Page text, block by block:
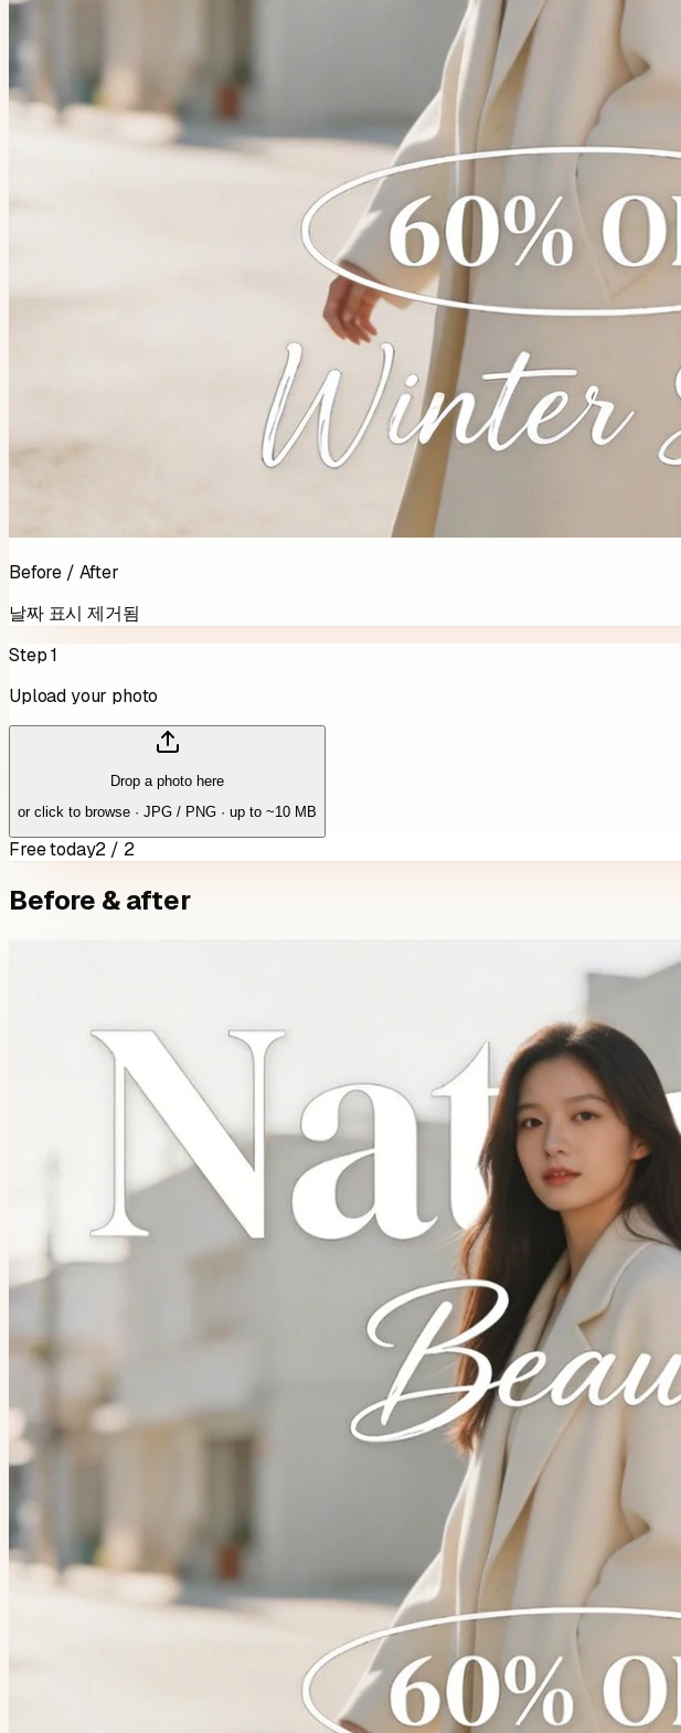
Before / After
날짜 표시 제거됨
Step 1
Upload your photo
Drop a photo here
or click to browse · JPG / PNG · up to ~10 MB
Free today2 / 2
Before & after